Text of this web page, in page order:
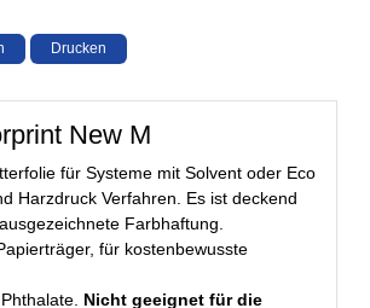
Drucken
New M
für Systeme mit Solvent oder Eco
Harzdruck Verfahren. Es ist deckend
Farbhaftung.
für kostenbewusste
Nicht geeignet für die